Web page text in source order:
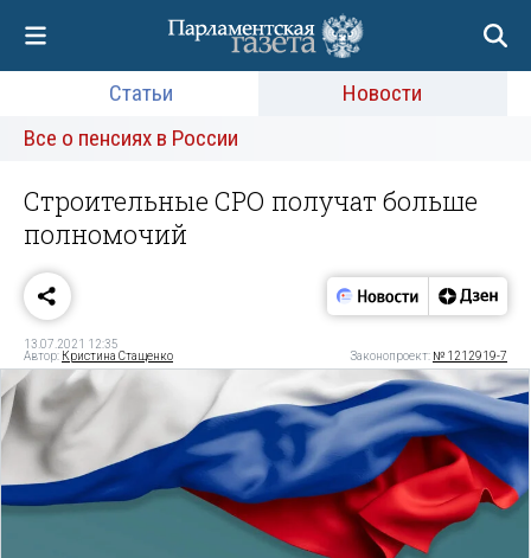
Статьи
Новости
Все о пенсиях в России
Строительные СРО получат больше
полномочий
13.07.2021 12:35
Автор: Кристина Стащенко Законопроект: № 1212919-7